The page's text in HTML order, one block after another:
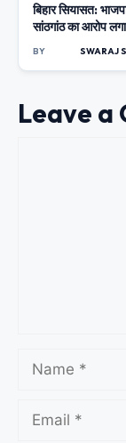
बिहार सियासत:
सांठगांठ का आरोप
BY SWARAJ
Leave a